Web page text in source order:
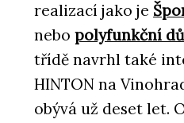
realizací jako je
nebo polyfunkční
třídě navrhl také
HINTON na
obývá už deset let.